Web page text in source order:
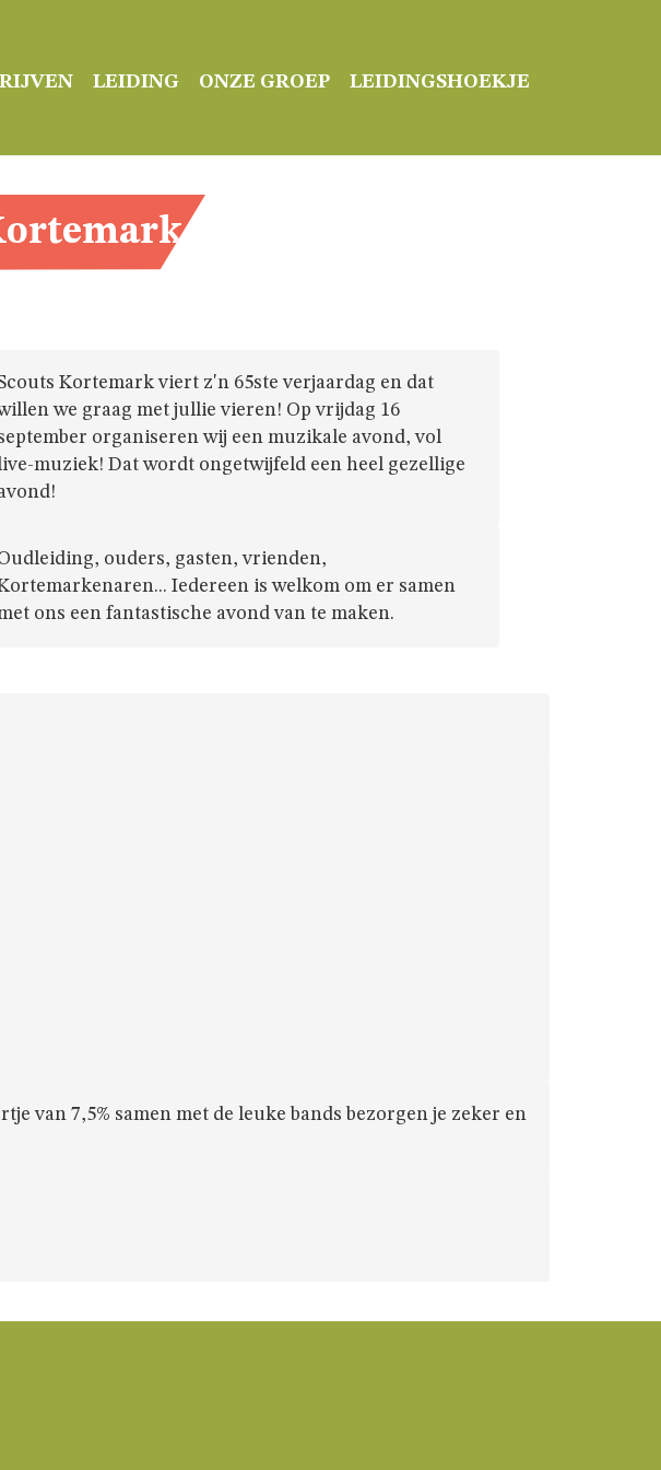
LEIDING ONZE GROEP LEIDINGSHOEKJE
Kortemark viert z'n 65ste verjaardag en dat
we graag met jullie vieren! Op vrijdag 16
organiseren wij een muzikale avond, vol
muziek! Dat wordt ongetwijfeld een heel gezellige
ouders, gasten, vrienden,
Iedereen is welkom om er samen
ons een fantastische avond van te maken.
van 7,5% samen met de leuke bands bezorgen je zeker en